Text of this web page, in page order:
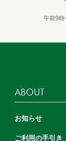
午前9時
ABOUT
お知らせ
ご利用の手引き